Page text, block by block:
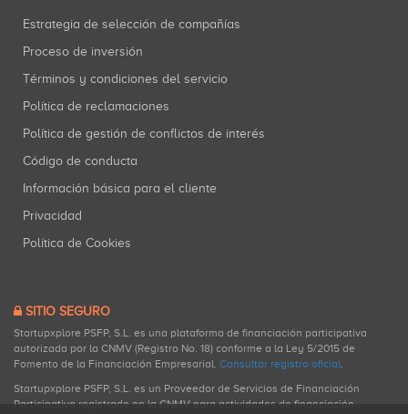
Estrategia de selección de compañías
Proceso de inversión
Términos y condiciones del servicio
Política de reclamaciones
Política de gestión de conflictos de interés
Código de conducta
Información básica para el cliente
Privacidad
Política de Cookies
SITIO SEGURO
Startupxplore PSFP, S.L. es una plataforma de financiación participativa
autorizada por la CNMV (Registro No. 18) conforme a la Ley 5/2015 de
Fomento de la Financiación Empresarial. Consultar registro oficial.
Startupxplore PSFP, S.L. es un Proveedor de Servicios de Financiación
Participativa registrado en la CNMV para actividades de financiación